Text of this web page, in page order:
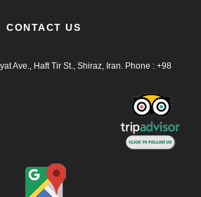
CONTACT US
Ave., Haft Tir St., Shiraz, Iran. Phone : +98